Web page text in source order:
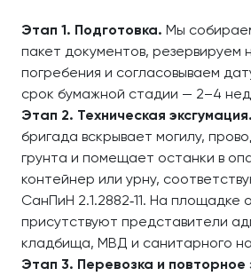
Этап 1. Подготовка. Мы
пакет документов, резервируем
погребения и согласовываем
срок бумажной стадии — 2–4
Этап 2. Техническая эксгумация.
бригада вскрывает могилу,
грунта и помещает останки в
контейнер или урну,
СанПиН 2.1.2882‑11. На площадке
присутствуют представители
кладбища, МВД и санитарного
Этап 3. Перевозка и повторное